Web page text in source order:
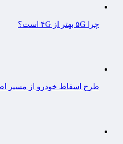
چرا ۵G بهتر از ۴G است؟
طرح اسقاط خودرو از مسیر